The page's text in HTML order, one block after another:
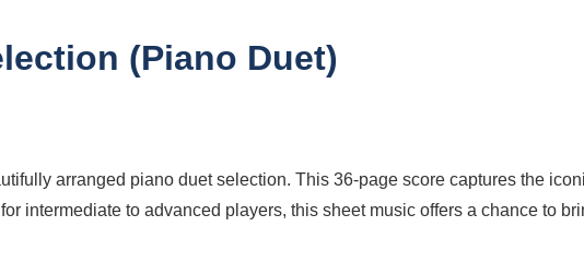
(Piano Duet)
arranged piano duet selection. This 36-page score captures the
intermediate to advanced players, this sheet music offers a chance to